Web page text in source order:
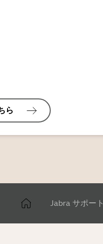
ら
Jabra サポート